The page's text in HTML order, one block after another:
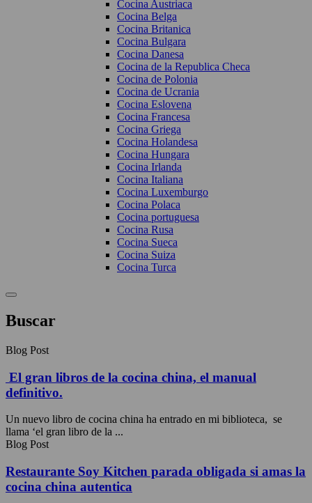
Cocina Austriaca
Cocina Belga
Cocina Britanica
Cocina Bulgara
Cocina Danesa
Cocina de la Republica Checa
Cocina de Polonia
Cocina de Ucrania
Cocina Eslovena
Cocina Francesa
Cocina Griega
Cocina Holandesa
Cocina Hungara
Cocina Irlanda
Cocina Italiana
Cocina Luxemburgo
Cocina Polaca
Cocina portuguesa
Cocina Rusa
Cocina Sueca
Cocina Suiza
Cocina Turca
Buscar
Blog Post
El gran libros de la cocina china, el manual
definitivo.
Un nuevo libro de cocina china ha entrado en mi biblioteca, se
llama ‘el gran libro de la ...
Blog Post
Restaurante Soy Kitchen parada obligada si amas la
cocina china autentica